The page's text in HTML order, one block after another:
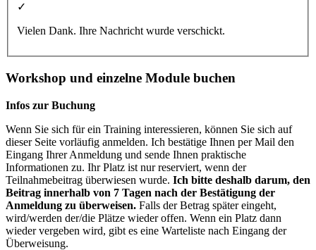
✓
Vielen Dank. Ihre Nachricht wurde verschickt.
Workshop und einzelne Module buchen
Infos zur Buchung
Wenn Sie sich für ein Training interessieren, können Sie sich auf
dieser Seite vorläufig anmelden. Ich bestätige Ihnen per Mail den
Eingang Ihrer Anmeldung und sende Ihnen praktische
Informationen zu. Ihr Platz ist nur reserviert, wenn der
Teilnahmebeitrag überwiesen wurde. Ich bitte deshalb darum, den
Beitrag innerhalb von 7 Tagen nach der Bestätigung der
Anmeldung zu überweisen. Falls der Betrag später eingeht,
wird/werden der/die Plätze wieder offen. Wenn ein Platz dann
wieder vergeben wird, gibt es eine Warteliste nach Eingang der
Überweisung.